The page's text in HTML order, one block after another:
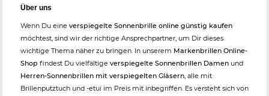
Über uns
Wenn Du eine verspiegelte Sonnenbrille online günstig kaufen
möchtest, sind wir der richtige Ansprechpartner, um Dir dieses
wichtige Thema näher zu bringen. In unserem Markenbrillen Online-
Shop findest Du vielfältige verspiegelte Sonnenbrillen Damen und
Herren-Sonnenbrillen mit verspiegelten Gläsern, alle mit
Brillenputztuch und -etui im Preis mit inbegriffen. Es versteht sich von